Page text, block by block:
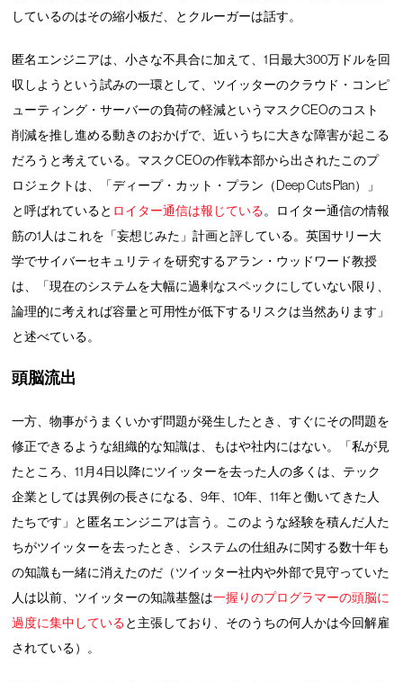
しているのはその縮小板だ、とクルーガーは話す。
匿名エンジニアは、小さな不具合に加えて、1日最大300万ドルを回
収しようという試みの一環として、ツイッターのクラウド・コンピ
ューティング・サーバーの負荷の軽減というマスクCEOのコスト
削減を推し進める動きのおかげで、近いうちに大きな障害が起こる
だろうと考えている。マスクCEOの作戦本部から出されたこのプ
ロジェクトは、「ディープ・カット・プラン（Deep Cuts Plan）」
と呼ばれていると ロイター通信は報じている。ロイター通信の情報
筋の1人はこれを「妄想じみた」計画と評している。英国サリー大
学でサイバーセキュリティを研究するアラン・ウッドワード教授
は、「現在のシステムを大幅に過剰なスペックにしていない限り、
論理的に考えれば容量と可用性が低下するリスクは当然あります」
と述べている。
頭脳流出
一方、物事がうまくいかず問題が発生したとき、すぐにその問題を
修正できるような組織的な知識は、もはや社内にはない。「私が見
たところ、11月4日以降にツイッターを去った人の多くは、テック
企業としては異例の長さになる、9年、10年、11年と働いてきた人
たちです」と匿名エンジニアは言う。このような経験を積んだ人た
ちがツイッターを去ったとき、システムの仕組みに関する数十年も
の知識も一緒に消えたのだ（ツイッター社内や外部で見守っていた
人は以前、ツイッターの知識基盤は一握りのプログラマーの頭脳に
過度に集中していると主張しており、そのうちの何人かは今回解雇
されている）。